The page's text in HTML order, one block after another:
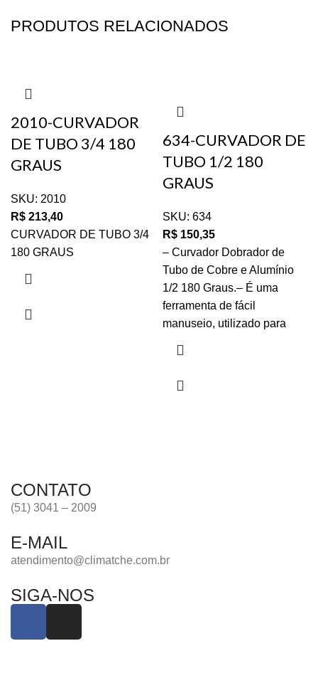
PRODUTOS RELACIONADOS
2010-CURVADOR
DE TUBO 3/4 180
GRAUS
SKU: 2010
R$ 213,40
CURVADOR DE TUBO 3/4
180 GRAUS
634-CURVADOR DE
TUBO 1/2 180
GRAUS
SKU: 634
R$ 150,35
– Curvador Dobrador de
Tubo de Cobre e Alumínio
1/2 180 Graus.– É uma
ferramenta de fácil
manuseio, utilizado para
CONTATO
(51) 3041 – 2009
E-MAIL
atendimento@climatche.com.br
SIGA-NOS